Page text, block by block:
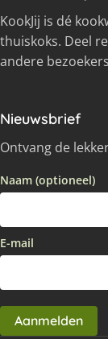
KookJij is dé
thuiskoks. Deel
andere
Nieuwsbrief
Ontvang de
Naam (optioneel)
E-mail
Aanmelden